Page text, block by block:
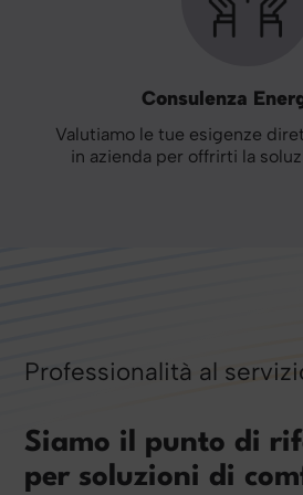
Consulenza
Valutiamo le tue esigenze
in azienda per offrirti la
Professionalità al
Siamo il punto di
per soluzioni di